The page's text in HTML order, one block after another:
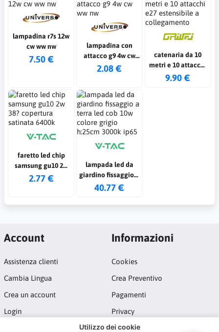
lampadina r7s 12w
cw ww nw
7.50 €
lampadina con
attacco g9 4w cw
ww nw
2.08 €
catenaria da 10
metri e 10 attacchi
e27 estensibile a
9.90 €
faretto led chip
samsung gu10 2w
38? copertura
2.77 €
lampada led da
giardino fissaggio a
terra led cob 10w
h:25cm 3000k ip65
40.77 €
Account
Assistenza clienti
Cambia Lingua
Crea un account
Login
Informazioni
Cookies
Crea Preventivo
Pagamenti
Privacy
Termini e Condizioni
Utilizzo dei cookie